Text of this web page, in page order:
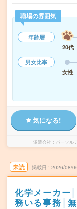
職場の雰囲気
年齢層
20代
男女比率
女性
気になる!
派遣会社 パーソル
未読 掲載日 2026/08/06
化学メーカー
務いる事務│